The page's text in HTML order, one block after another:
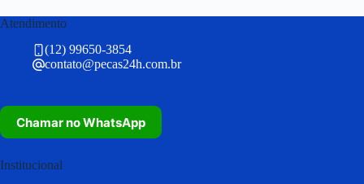
Atendimento
(12) 99650-3854
contato@pecas24h.com.br
Chamar no WhatsApp
Institucional